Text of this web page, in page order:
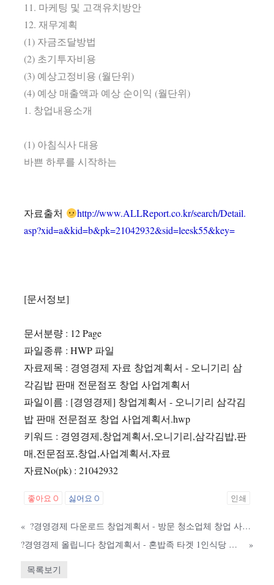
11. 마케팅 및 고객유치방안
12. 재무계획
(1) 자금조달방법
(2) 초기투자비용
(3) 예상고정비용 (월단위)
(4) 예상 매출액과 예상 순이익 (월단위)
1. 창업내용소개
(1) 아침식사 대용
바쁜 하루를 시작하는
자료출처
http://www.ALLReport.co.kr/search/Detail.
asp?xid=a&kid=b&pk=21042932&sid=leesk55&key=
[문서정보]
문서분량 : 12 Page
파일종류 : HWP 파일
자료제목 : 경영경제 자료 창업계획서 - 오니기리 삼
각김밥 판매 전문점포 창업 사업계획서
파일이름 : [경영경제] 창업계획서 - 오니기리 삼각김
밥 판매 전문점포 창업 사업계획서.hwp
키워드 : 경영경제,창업계획서,오니기리,삼각김밥,판
매,전문점포,창업,사업계획서,자료
자료No(pk) : 21042932
좋아요0 싫어요0 인쇄
«
?경영경제 다운로드 창업계획서 - 방문 청소업체 창업 사업계획서 Down
?경영경제 올립니다 창업계획서 - 혼밥족 타겟 1인식당 창업 사업계획서 DownLoad
»
목록보기